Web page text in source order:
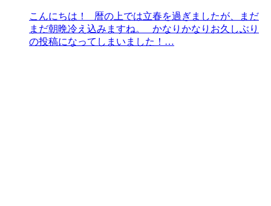
こんにちは！ 暦の上では立春を過ぎましたが、まだ
まだ朝晩冷え込みますね。 かなりかなりお久しぶり
の投稿になってしまいました！…